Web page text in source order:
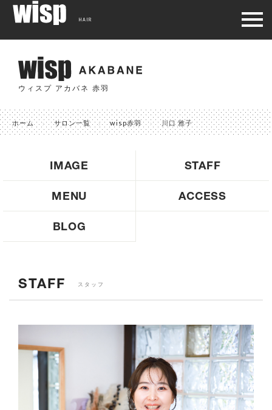
ウィスプ アカバネ 赤羽
ホーム サロン一覧 wisp赤羽 川口 雅子
IMAGE STAFF
MENU ACCESS
BLOG
STAFF スタッフ
HAIR